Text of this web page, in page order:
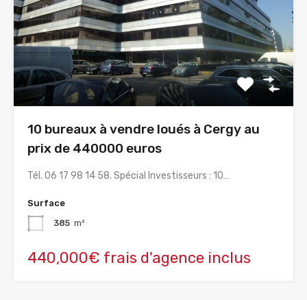
10 bureaux à vendre loués à Cergy au
prix de 440000 euros
Tél. 06 17 98 14 58. Spécial Investisseurs : 10…
Surface
385 m²
440,000€ frais d'agence inclus